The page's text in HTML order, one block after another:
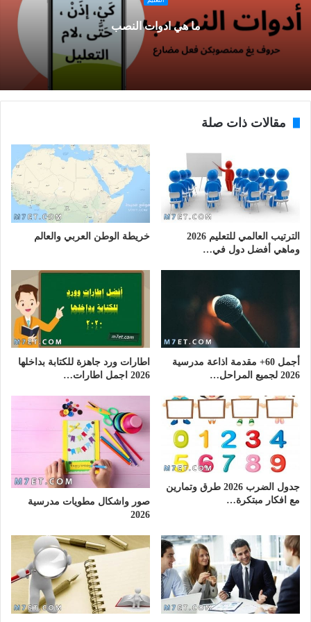
ما هي ادوات النصب
مقالات ذات صلة
الترتيب العالمي للتعليم 2026
وماهي أفضل دول في…
خريطة الوطن العربي والعالم
أجمل 60+ مقدمة اذاعة مدرسية
2026 لجميع المراحل…
اطارات ورد جاهزة للكتابة بداخلها
2026 اجمل اطارات…
جدول الضرب 2026 طرق وتمارين
مع افكار مبتكرة…
صور واشكال مطويات مدرسية
2026